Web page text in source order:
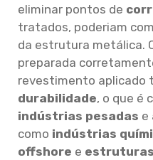
eliminar pontos de
tratados, poderiam
da estrutura metálica.
preparada
revestimento aplicado
durabilidade, o que é
indústrias pesadas e
como indústrias
offshore e